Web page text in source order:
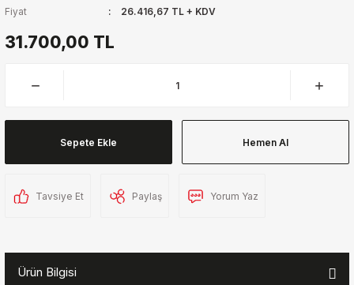
Fiyat
26.416,67 TL + KDV
31.700,00 TL
Sepete Ekle Hemen Al
Tavsiye Et Paylaş Yorum Yaz
Ürün Bilgisi